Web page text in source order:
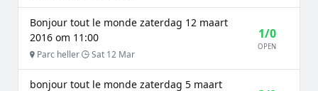
Bonjour tout le monde zaterdag 12 maart
2016 om 11:00
Parc heller Sat 12 Mar
1/0
OPEN
bonjour tout le monde zaterdag 5 maart